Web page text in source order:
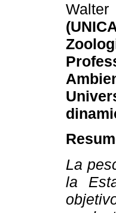
Walter
La
la